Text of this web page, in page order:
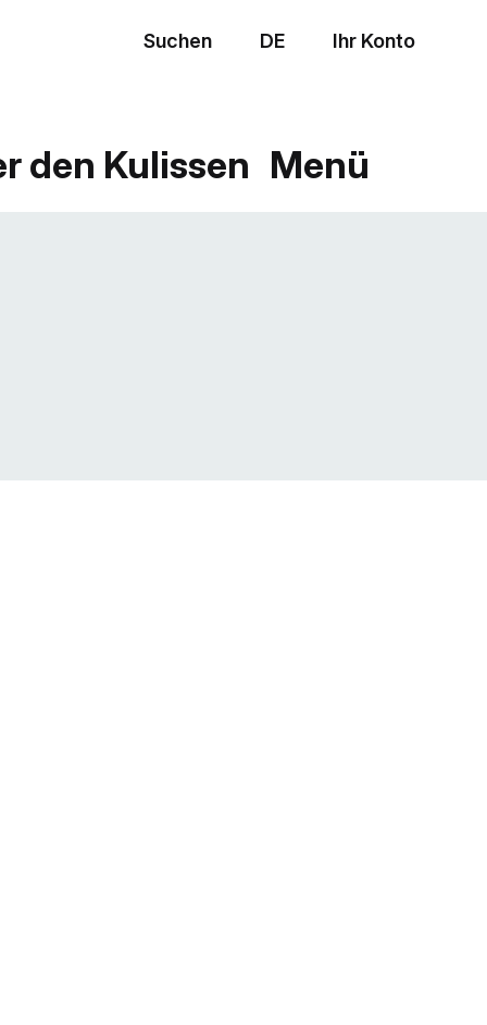
Suchen DE Ihr Konto
den Kulissen Menü